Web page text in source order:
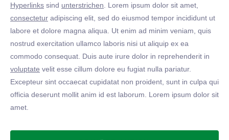
Hyperlinks sind unterstrichen . Lorem ipsum dolor sit amet,
consectetur adipiscing elit, sed do eiusmod tempor incididunt ut
labore et dolore magna aliqua. Ut enim ad minim veniam, quis
nostrud exercitation ullamco laboris nisi ut aliquip ex ea
commodo consequat. Duis aute irure dolor in reprehenderit in
voluptate velit esse cillum dolore eu fugiat nulla pariatur.
Excepteur sint occaecat cupidatat non proident, sunt in culpa qui
officia deserunt mollit anim id est laborum. Lorem ipsum dolor sit
amet.